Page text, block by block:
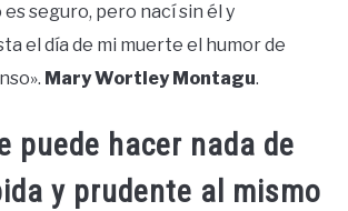
es seguro, pero nací sin él y
el día de mi muerte el humor de
Mary Wortley Montagu.
puede hacer nada de
y prudente al mismo